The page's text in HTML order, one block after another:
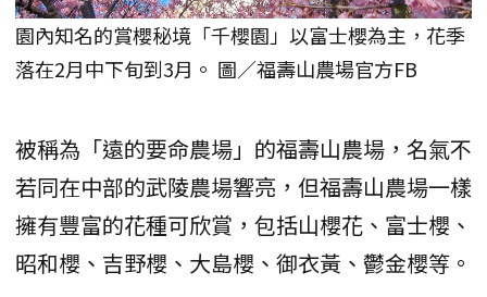
園內知名的賞櫻秘境「千櫻園」以富士櫻為主，花季
落在2月中下旬到3月。 圖／福壽山農場官方FB
被稱為「遠的要命農場」的福壽山農場，名氣不
若同在中部的武陵農場響亮，但福壽山農場一樣
擁有豐富的花種可欣賞，包括山櫻花、富士櫻、
昭和櫻、吉野櫻、大島櫻、御衣黃、鬱金櫻等。